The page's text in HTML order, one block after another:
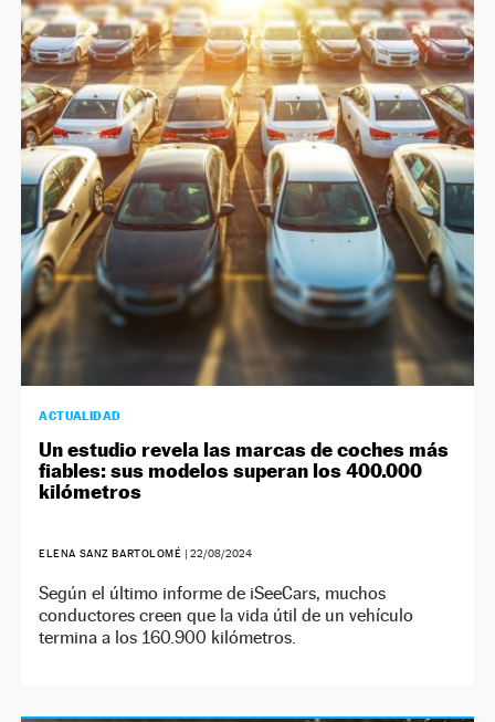
ACTUALIDAD
Un estudio revela las marcas de coches más
fiables: sus modelos superan los 400.000
kilómetros
ELENA SANZ BARTOLOMÉ |22/08/2024
Según el último informe de iSeeCars, muchos
conductores creen que la vida útil de un vehículo
termina a los 160.900 kilómetros.